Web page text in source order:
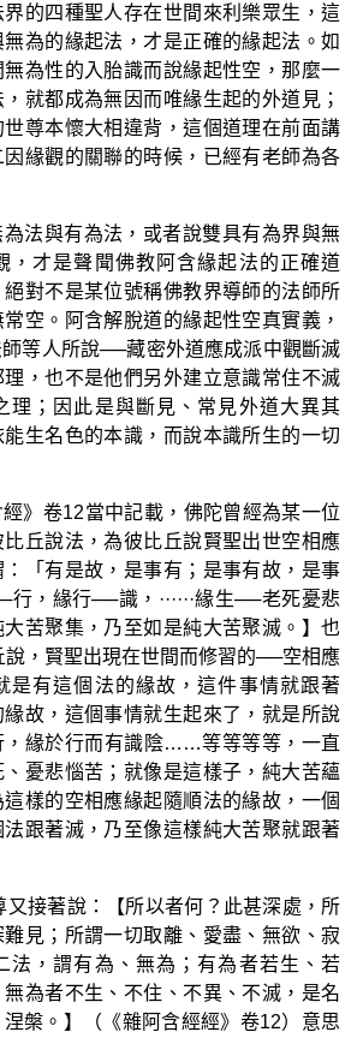
的四種聖人存在世間來利樂眾生，這
為的緣起法，才是正確的緣起法。如
為性的入胎識而說緣起性空，那麼一
就都成為無因而唯緣生起的外道見；
尊本懷大相違背，這個道理在前面講
緣觀的關聯的時候，已經有老師為各
法與有為法，或者說雙具有為界與無
，才是聲聞佛教阿含緣起法的正確道
對不是某位號稱佛教界導師的法師所
空。阿含解脫道的緣起性空真實義，
等人所說──藏密外道應成派中觀斷滅
，也不是他們另外建立意識常住不滅
理；因此是與斷見、常見外道大異其
生名色的本識，而說本識所生的一切
》卷12當中記載，佛陀曾經為某一位
比丘說法，為彼比丘說賢聖出世空相應
「有是故，是事有；是事有故，是事
，緣行──識，······緣生──老死憂悲
苦聚集，乃至如是純大苦聚滅。】也
說，賢聖出現在世間而修習的──空相應
是有這個法的緣故，這件事情就跟著
故，這個事情就生起來了，就是所說
，緣於行而有識陰……等等等等，一直
憂悲惱苦；就像是這樣子，純大苦蘊
樣的空相應緣起隨順法的緣故，一個
跟著滅，乃至像這樣純大苦聚就跟著
又接著說：【所以者何？此甚深處，所
見；所謂一切取離、愛盡、無欲、寂
法，謂有為、無為；有為者若生、若
為者不生、不住、不異、不滅，是名
槃。】（《雜阿含經經》卷12）意思